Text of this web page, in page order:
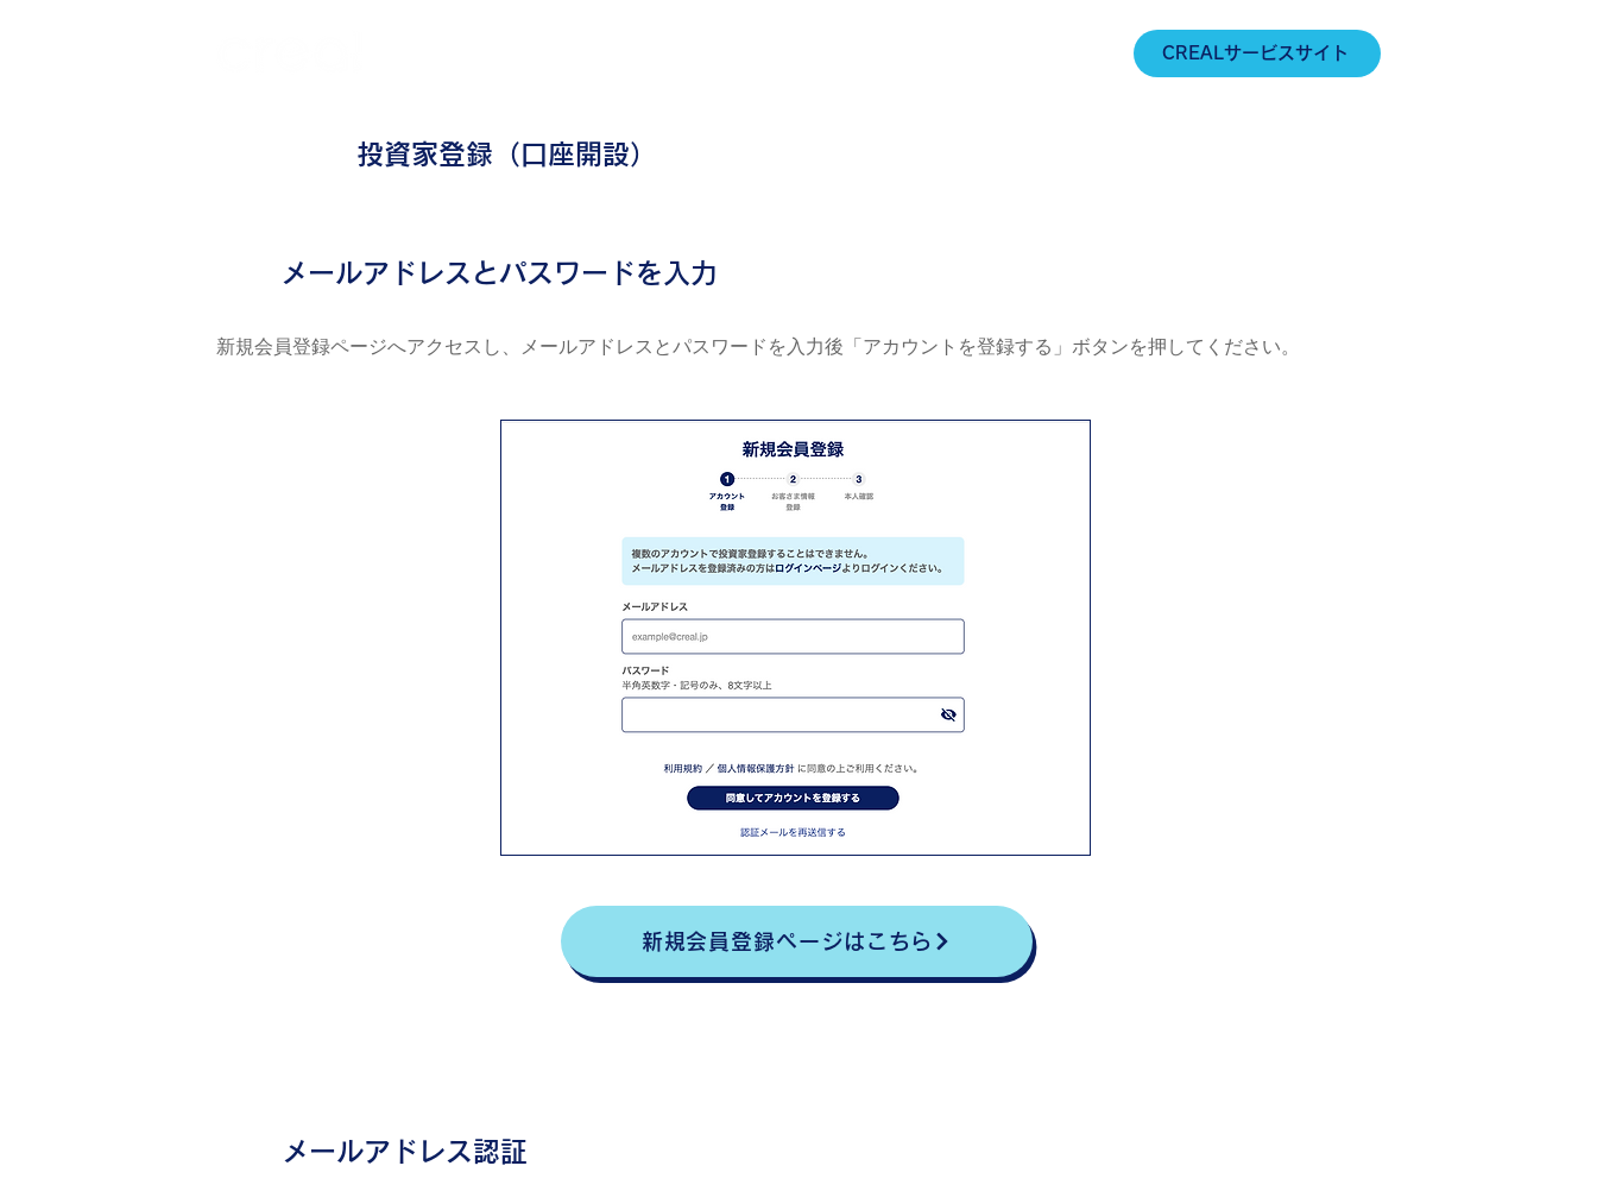
CREALサービスサイト
投資家登録（口座開設）
メールアドレスとパスワードを入力
新規会員登録ページへアクセスし、メールアドレスとパスワードを⼊⼒後「アカウントを登録する」ボタンを押してください。
新規会員登録ページはこちら
メールアドレス認証